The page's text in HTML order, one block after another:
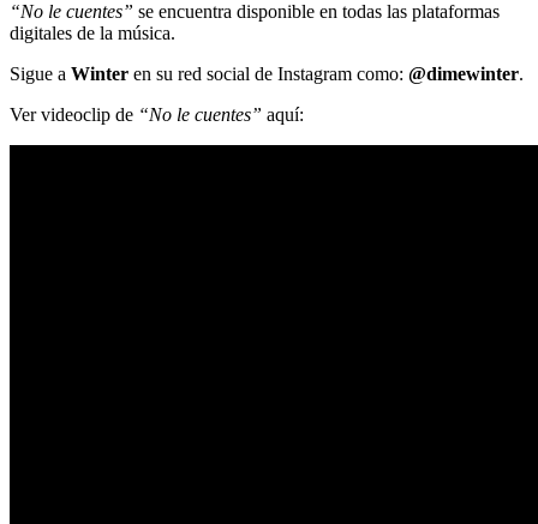
“No le cuentes” se encuentra disponible en todas las plataformas
digitales de la música.
Sigue a Winter en su red social de Instagram como: @dimewinter.
Ver videoclip de “No le cuentes” aquí: